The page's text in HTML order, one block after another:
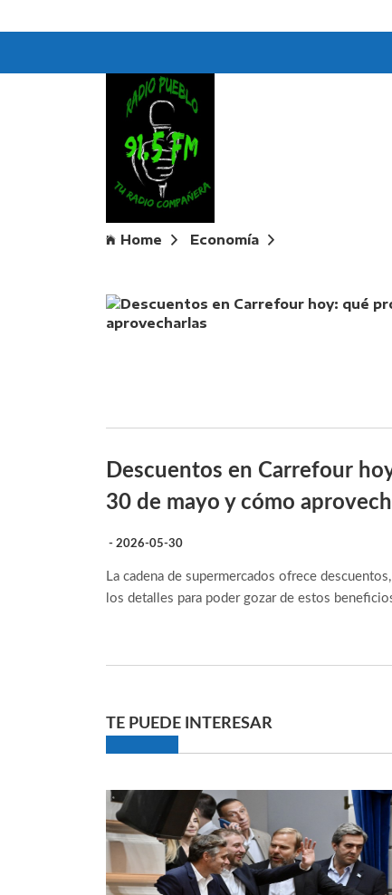
Home Economía
Descuentos en Carrefour
30 de mayo y cómo
- 2026-05-30
La cadena de supermercados ofrece
los detalles para poder gozar de estos
TE PUEDE INTERESAR